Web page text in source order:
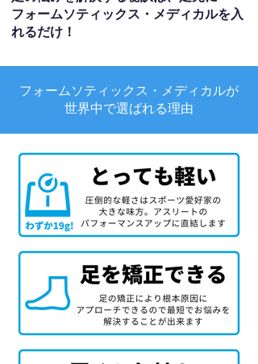
フォームソティックス・メディカルを入
れるだけ！
フォームソティックス・メディカルが
世界中で選ばれる理由